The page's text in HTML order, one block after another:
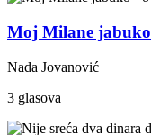
Moj Milane jabuko
Nada Jovanović
3 glasova